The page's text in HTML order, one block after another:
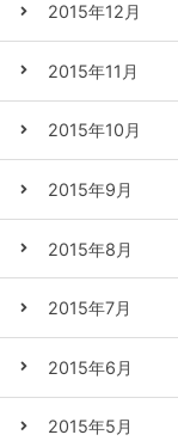
2015年12月
2015年11月
2015年10月
2015年9月
2015年8月
2015年7月
2015年6月
2015年5月